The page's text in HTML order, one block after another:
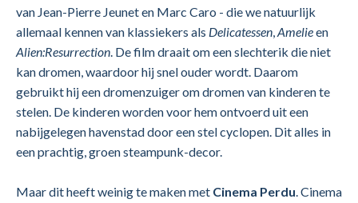
van Jean-Pierre Jeunet en Marc Caro - die we natuurlijk
allemaal kennen van klassiekers als Delicatessen,Amelieen
Alien:Resurrection. De film draait om een slechterik die niet
kan dromen, waardoor hij snel ouder wordt. Daarom
gebruikt hij een dromenzuiger om dromen van kinderen te
stelen. De kinderen worden voor hem ontvoerd uit een
nabijgelegen havenstad door een stel cyclopen. Dit alles in
een prachtig, groen steampunk-decor.
Maar dit heeft weinig te maken met Cinema Perdu. Cinema